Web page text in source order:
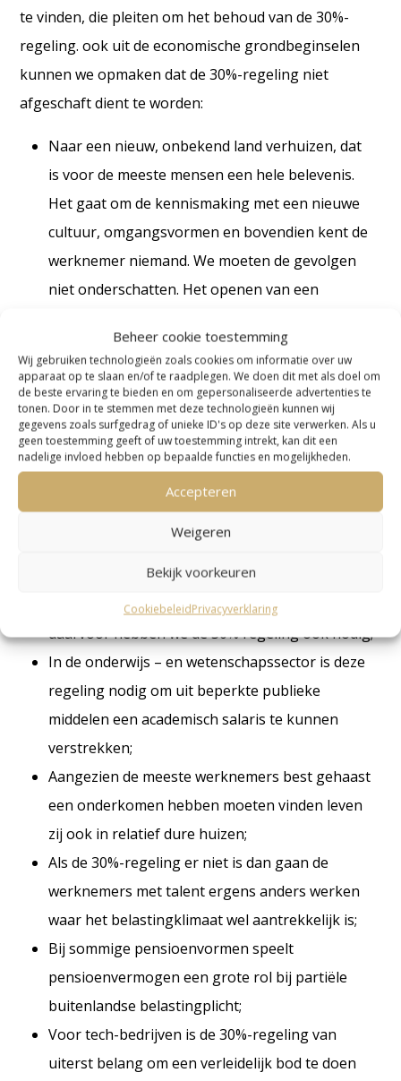
Beheer cookie toestemming
Wij gebruiken technologieën zoals cookies om informatie over uw
apparaat op te slaan en/of te raadplegen. We doen dit met als doel om
de beste ervaring te bieden en om gepersonaliseerde advertenties te
tonen. Door in te stemmen met deze technologieën kunnen wij
gegevens zoals surfgedrag of unieke ID's op deze site verwerken. Als u
geen toestemming geeft of uw toestemming intrekt, kan dit een
nadelige invloed hebben op bepaalde functies en mogelijkheden.
Accepteren
Weigeren
Bekijk voorkeuren
CookiebeleidPrivacyverklaring
te vinden, die pleiten om het behoud van de 30%-
regeling. ook uit de economische grondbeginselen
kunnen we opmaken dat de 30%-regeling niet
afgeschaft dient te worden:
Naar een nieuw, onbekend land verhuizen, dat
is voor de meeste mensen een hele belevenis.
Het gaat om de kennismaking met een nieuwe
cultuur, omgangsvormen en bovendien kent de
werknemer niemand. We moeten de gevolgen
niet onderschatten. Het openen van een
door de huidige Wwft-verplichtingen. Zo
kunnen bijvoorbeeld auto’s niet direct geleaset
worden en sportclubs en huisartsen hebben
wachtrijen. Kortom, het kost geld, tijd en moeite
om te integreren in een nieuw land. Een hoop
geregel komt erbij kijken. Hoe we kunnen
helpen? De werkgever door een passend salaris
en overige voordelen te verschaffen. En de
overheid helpt door de 30%-regeling.
Internationale docenten naar Nederland halen;
daarvoor hebben we de 30% regeling ook nodig;
In de onderwijs – en wetenschapssector is deze
regeling nodig om uit beperkte publieke
middelen een academisch salaris te kunnen
verstrekken;
Aangezien de meeste werknemers best gehaast
een onderkomen hebben moeten vinden leven
zij ook in relatief dure huizen;
Als de 30%-regeling er niet is dan gaan de
werknemers met talent ergens anders werken
waar het belastingklimaat wel aantrekkelijk is;
Bij sommige pensioenvormen speelt
pensioenvermogen een grote rol bij partiële
buitenlandse belastingplicht;
Voor tech-bedrijven is de 30%-regeling van
uiterst belang om een verleidelijk bod te doen